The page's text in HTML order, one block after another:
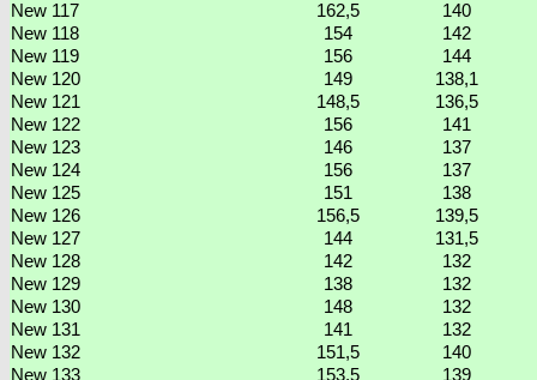
New 117
162,5
140
New 118
154
142
New 119
156
144
New 120
149
138,1
New 121
148,5
136,5
New 122
156
141
New 123
146
137
New 124
156
137
New 125
151
138
New 126
156,5
139,5
New 127
144
131,5
New 128
142
132
New 129
138
132
New 130
148
132
New 131
141
132
New 132
151,5
140
New 133
153,5
139